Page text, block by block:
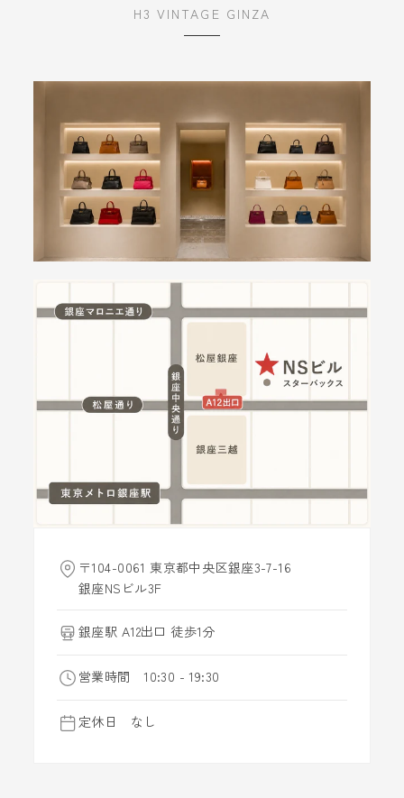
H3 VINTAGE GINZA
〒104-0061 東京都中央区銀座3-7-16
銀座NSビル3F
銀座駅 A12出口 徒歩1分
営業時間 10:30 - 19:30
定休日 なし